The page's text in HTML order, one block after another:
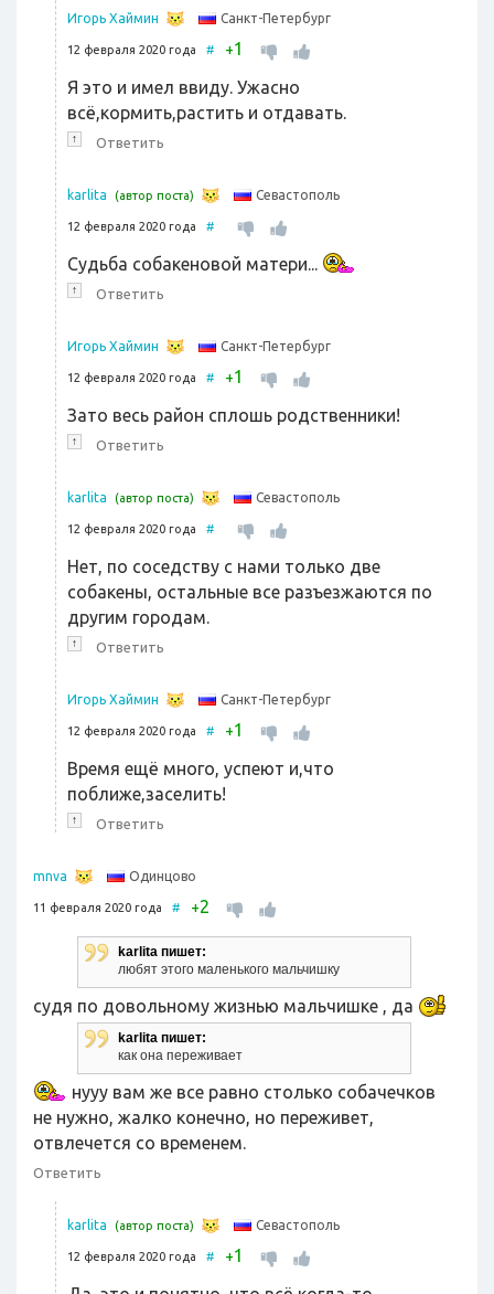
Игорь Хаймин Санкт-Петербург
12 февраля 2020 года # +1
Я это и имел ввиду. Ужасно
всё,кормить,растить и отдавать.
↑ Ответить
karlita (автор поста) Севастополь
12 февраля 2020 года #
Судьба собакеновой матери...
↑ Ответить
Игорь Хаймин Санкт-Петербург
12 февраля 2020 года # +1
Зато весь район сплошь родственники!
↑ Ответить
karlita (автор поста) Севастополь
12 февраля 2020 года #
Нет, по соседству с нами только две
собакены, остальные все разъезжаются по
другим городам.
↑ Ответить
Игорь Хаймин Санкт-Петербург
12 февраля 2020 года # +1
Время ещё много, успеют и,что
поближе,заселить!
↑ Ответить
mnva Одинцово
11 февраля 2020 года # +2
karlita пишет:
любят этого маленького мальчишку
судя по довольному жизнью мальчишке , да
karlita пишет:
как она переживает
нууу вам же все равно столько собачечков
не нужно, жалко конечно, но переживет,
отвлечется со временем.
Ответить
karlita (автор поста) Севастополь
12 февраля 2020 года # +1